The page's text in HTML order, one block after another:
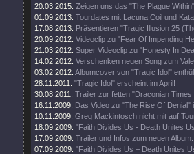
20.03.2015: Zeigen uns das "The Plague
01.09.2013: Tourdates mit Lacuna Coil und
17.08.2013: Präsentieren "Tragic Illusion 25
20.09.2012: Videoclip zu "Fear Of Impending
21.03.2012: Super Videoclip zu "Honesty In
14.02.2012: Verschenken neuen Song zum
03.02.2012: Albumcover von "Tragic Idol"
28.11.2011: "Tragic Idol" erscheint im April!
30.08.2011: Trailer zur fetten "Draconian Times
16.11.2009: Das Video zu "The Rise Of Denial"
10.11.2009: Greg Mackintosch nicht mit auf
18.09.2009: "Faith Divides Us - Death Unites
17.09.2009: Trailer und Infos zum neuen Album.
07.09.2009: "Faith Divides Us – Death Unites